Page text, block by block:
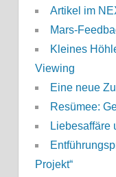
Artikel im
Mars-
Kleines
Viewing
Eine neue
Resümee:
Liebesaffäre
Projekt“